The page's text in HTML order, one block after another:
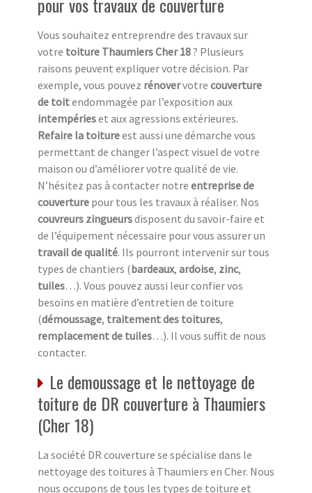
Vous souhaitez entreprendre des travaux sur
votre toiture Thaumiers Cher 18? Plusieurs
raisons peuvent expliquer votre décision. Par
exemple, vous pouvez rénovervotre couverture
de toitendommagée par l’exposition aux
intempérieset aux agressions extérieures.
Refaire la toitureest aussi une démarche vous
permettant de changer l’aspect visuel de votre
maison ou d’améliorer votre qualité de vie.
N’hésitez pas à contacter notre entreprise de
couverture pour tous les travaux à réaliser. Nos
couvreurs zingueursdisposent du savoir-faire et
de l’équipement nécessaire pour vous assurer un
travail de qualité. Ils pourront intervenir sur tous
types de chantiers (bardeaux, ardoise, zinc,
tuiles…). Vous pouvez aussi leur confier vos
besoins en matière d’entretien de toiture
(démoussage, traitement des toitures,
remplacement de tuiles…). Il vous suffit de nous
contacter.
Le demoussage et le nettoyage de
toiture de DR couverture à Thaumiers
(Cher 18)
La société DR couverture se spécialise dans le
nettoyage des toitures à Thaumiers en Cher. Nous
nous occupons de tous les types de toiture et